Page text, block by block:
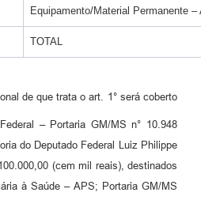
Equipamento/Material Permanente –
TOTAL
de que trata o art. 1° será coberto
– Portaria GM/MS n° 10.948
do Deputado Federal Luiz Philippe
(cem mil reais), destinados
à Saúde – APS; Portaria GM/MS